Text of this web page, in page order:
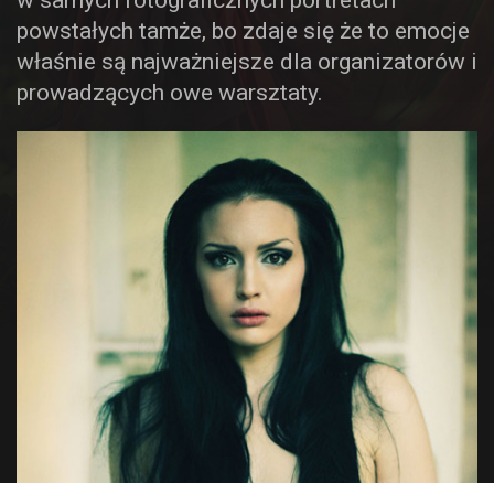
powstałych tamże, bo zdaje się że to emocje
właśnie są najważniejsze dla organizatorów i
prowadzących owe warsztaty.